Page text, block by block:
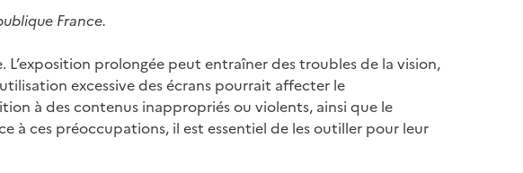
France.
prolongée peut entraîner des troubles de la vision,
excessive des écrans pourrait affecter le
à des contenus inappropriés ou violents, ainsi que le
ces préoccupations, il est essentiel de les outiller pour leur